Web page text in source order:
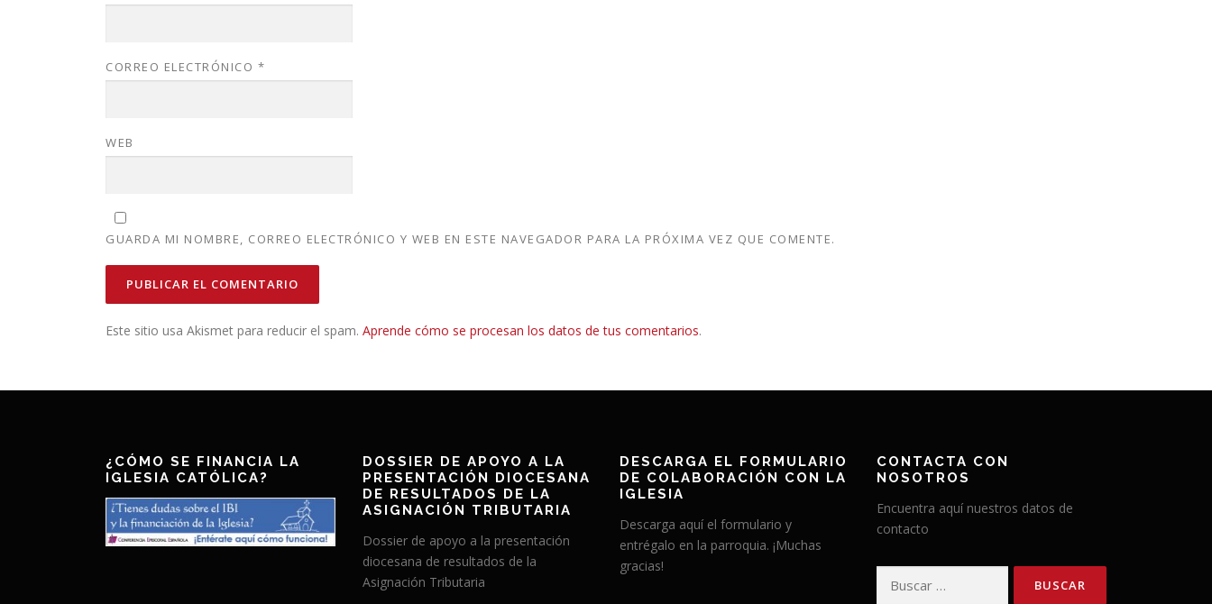
CORREO ELECTRÓNICO *
WEB
GUARDA MI NOMBRE, CORREO ELECTRÓNICO Y WEB EN ESTE NAVEGADOR PARA LA PRÓXIMA VEZ QUE COMENTE.
Este sitio usa Akismet para reducir el spam. Aprende cómo se procesan los datos de tus comentarios.
¿CÓMO SE FINANCIA LA
IGLESIA CATÓLICA?
DOSSIER DE APOYO A LA
PRESENTACIÓN DIOCESANA
DE RESULTADOS DE LA
ASIGNACIÓN TRIBUTARIA
Dossier de apoyo a la presentación
diocesana de resultados de la
Asignación Tributaria
DESCARGA EL FORMULARIO
DE COLABORACIÓN CON LA
IGLESIA
Descarga aquí el formulario y
entrégalo en la parroquia. ¡Muchas
gracias!
CONTACTA CON
NOSOTROS
Encuentra aquí nuestros datos de
contacto